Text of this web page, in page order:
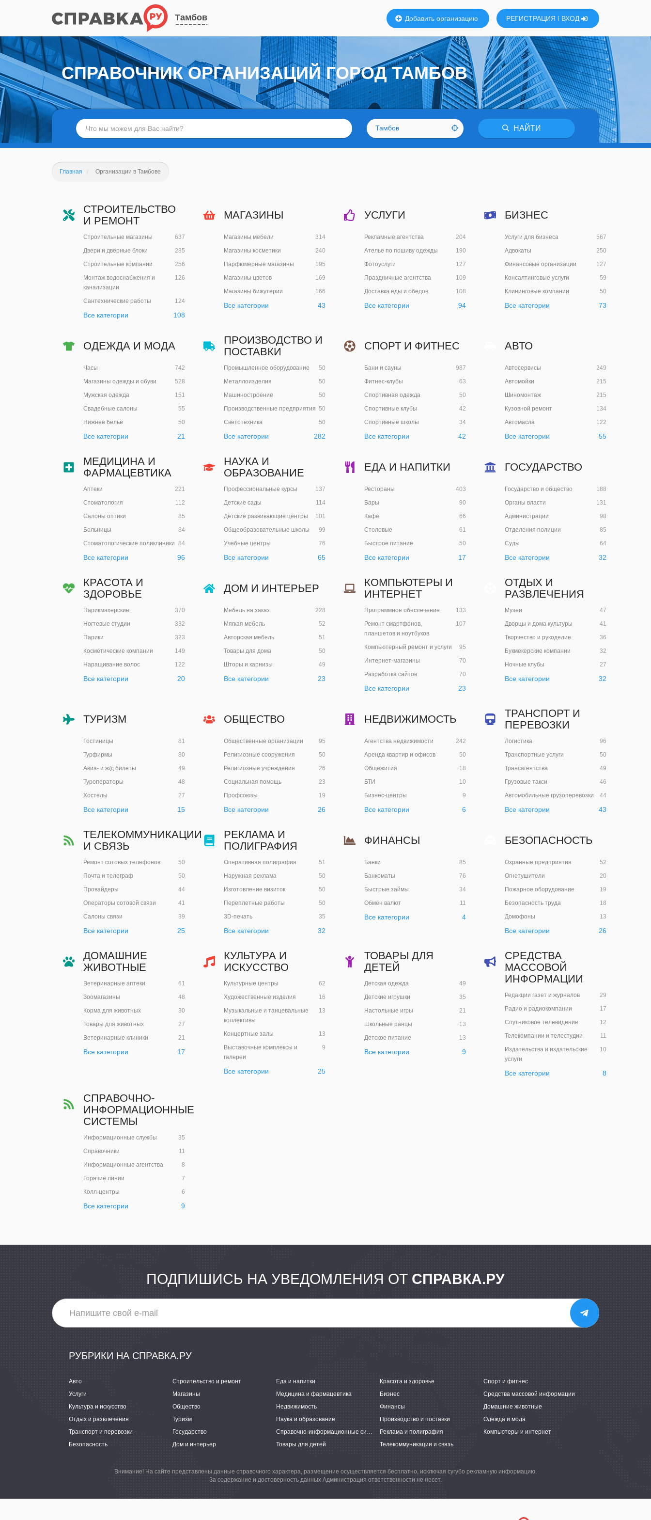
Тамбов Добавить организацию РЕГИСТРАЦИЯ ВХОД
Тамбов НАЙТИ
СПРАВОЧНИК ОРГАНИЗАЦИЙ ГОРОД ТАМБОВ
Главная Организации в Тамбове
СТРОИТЕЛЬСТВО
И РЕМОНТ
637
Строительные магазины
285
Двери и дверные блоки
256
Строительные компании
126
Монтаж водоснабжения и
канализации
124
Сантехнические работы
108
Все категории
МАГАЗИНЫ
314
Магазины мебели
240
Магазины косметики
195
Парфюмерные магазины
169
Магазины цветов
166
Магазины бижутерии
43
Все категории
УСЛУГИ
204
Рекламные агентства
190
Ателье по пошиву одежды
127
Фотоуслуги
109
Праздничные агентства
108
Доставка еды и обедов
94
Все категории
БИЗНЕС
567
Услуги для бизнеса
250
Адвокаты
127
Финансовые организации
59
Консалтинговые услуги
50
Клининговые компании
73
Все категории
ОДЕЖДА И МОДА
742
Часы
528
Магазины одежды и обуви
151
Мужская одежда
55
Свадебные салоны
50
Нижнее белье
21
Все категории
ПРОИЗВОДСТВО И
ПОСТАВКИ
50
Промышленное оборудование
50
Металлоизделия
50
Машиностроение
50
Производственные предприятия
50
Светотехника
282
Все категории
СПОРТ И ФИТНЕС
987
Бани и сауны
63
Фитнес-клубы
50
Спортивная одежда
42
Спортивные клубы
34
Спортивные школы
42
Все категории
АВТО
249
Автосервисы
215
Автомойки
215
Шиномонтаж
134
Кузовной ремонт
122
Автомасла
55
Все категории
МЕДИЦИНА И
ФАРМАЦЕВТИКА
221
Аптеки
112
Стоматология
85
Салоны оптики
84
Больницы
84
Стоматологические поликлиники
96
Все категории
НАУКА И
ОБРАЗОВАНИЕ
137
Профессиональные курсы
114
Детские сады
101
Детские развивающие центры
99
Общеобразовательные школы
76
Учебные центры
65
Все категории
ЕДА И НАПИТКИ
403
Рестораны
90
Бары
66
Кафе
61
Столовые
50
Быстрое питание
17
Все категории
ГОСУДАРСТВО
188
Государство и общество
131
Органы власти
98
Администрации
85
Отделения полиции
64
Суды
32
Все категории
КРАСОТА И
ЗДОРОВЬЕ
370
Парикмахерские
332
Ногтевые студии
323
Парики
149
Косметические компании
122
Наращивание волос
20
Все категории
ДОМ И ИНТЕРЬЕР
228
Мебель на заказ
52
Мягкая мебель
51
Авторская мебель
50
Товары для дома
49
Шторы и карнизы
23
Все категории
КОМПЬЮТЕРЫ И
ИНТЕРНЕТ
133
Программное обеспечение
107
Ремонт смартфонов,
планшетов и ноутбуков
95
Компьютерный ремонт и услуги
70
Интернет-магазины
70
Разработка сайтов
23
Все категории
ОТДЫХ И
РАЗВЛЕЧЕНИЯ
47
Музеи
41
Дворцы и дома культуры
36
Творчество и рукоделие
32
Букмекерские компании
27
Ночные клубы
32
Все категории
ТУРИЗМ
81
Гостиницы
80
Турфирмы
49
Авиа- и ж/д билеты
48
Туроператоры
27
Хостелы
15
Все категории
ОБЩЕСТВО
95
Общественные организации
50
Религиозные сооружения
26
Религиозные учреждения
23
Социальная помощь
19
Профсоюзы
26
Все категории
НЕДВИЖИМОСТЬ
242
Агентства недвижимости
50
Аренда квартир и офисов
18
Общежития
10
БТИ
9
Бизнес-центры
6
Все категории
ТРАНСПОРТ И
ПЕРЕВОЗКИ
96
Логистика
50
Транспортные услуги
49
Трансагентства
46
Грузовые такси
44
Автомобильные грузоперевозки
43
Все категории
ТЕЛЕКОММУНИКАЦИИ
И СВЯЗЬ
50
Ремонт сотовых телефонов
50
Почта и телеграф
44
Провайдеры
41
Операторы сотовой связи
39
Салоны связи
25
Все категории
РЕКЛАМА И
ПОЛИГРАФИЯ
51
Оперативная полиграфия
50
Наружная реклама
50
Изготовление визиток
50
Переплетные работы
35
3D-печать
32
Все категории
ФИНАНСЫ
85
Банки
76
Банкоматы
34
Быстрые займы
11
Обмен валют
4
Все категории
БЕЗОПАСНОСТЬ
52
Охранные предприятия
20
Огнетушители
19
Пожарное оборудование
18
Безопасность труда
13
Домофоны
26
Все категории
ДОМАШНИЕ
ЖИВОТНЫЕ
61
Ветеринарные аптеки
48
Зоомагазины
30
Корма для животных
27
Товары для животных
21
Ветеринарные клиники
17
Все категории
КУЛЬТУРА И
ИСКУССТВО
62
Культурные центры
16
Художественные изделия
13
Музыкальные и танцевальные
коллективы
13
Концертные залы
9
Выставочные комплексы и
галереи
25
Все категории
ТОВАРЫ ДЛЯ
ДЕТЕЙ
49
Детская одежда
35
Детские игрушки
21
Настольные игры
13
Школьные ранцы
13
Детское питание
9
Все категории
СРЕДСТВА
МАССОВОЙ
ИНФОРМАЦИИ
29
Редакции газет и журналов
17
Радио и радиокомпании
12
Спутниковое телевидение
11
Телекомпании и телестудии
10
Издательства и издательские
услуги
8
Все категории
СПРАВОЧНО-
ИНФОРМАЦИОННЫЕ
СИСТЕМЫ
35
Информационные службы
11
Справочники
8
Информационные агентства
7
Горячие линии
6
Колл-центры
9
Все категории
ПОДПИШИСЬ НА УВЕДОМЛЕНИЯ ОТ СПРАВКА.РУ
РУБРИКИ НА СПРАВКА.РУ
Авто Строительство и ремонт Еда и напитки Красота и здоровье
Спорт и фитнес
Услуги
Магазины Медицина и фармацевтика Бизнес
Средства массовой информации
Культура и искусство
Общество Недвижимость Финансы
Домашние животные
Отдых и развлечения
Туризм Наука и образование Производство и поставки
Одежда и мода
Транспорт и перевозки
Государство Справочно-информационные системы Реклама и полиграфия
Компьютеры и интернет
Безопасность
Дом и интерьер Товары для детей Телекоммуникации и связь
Внимание! На сайте представлены данные справочного характера, размещение осуществляется бесплатно, исключая сугубо рекламную информацию.
За содержание и достоверность данных Администрация ответственности не несет.